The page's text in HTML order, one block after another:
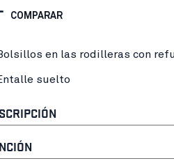
COMPARAR
en las rodilleras con
suelto